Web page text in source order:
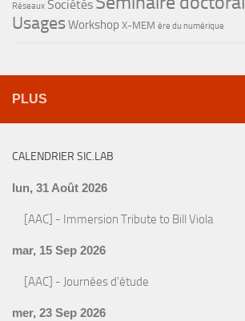
Réseaux Sociétés
UsagesWorkshop X-MEM ère du numérique
PLUS
CALENDRIER SIC.LAB
lun, 31 Août 2026
[AAC] - Immersion Tribute to Bill Viola
mar, 15 Sep 2026
[AAC] - Journées d'étude
mer, 23 Sep 2026